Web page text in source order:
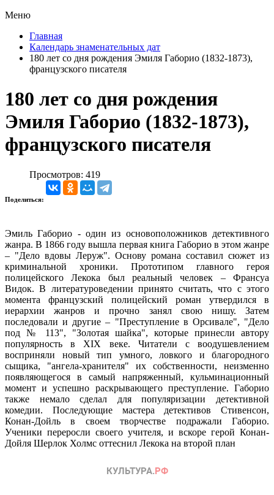
Меню
Главная
Календарь знаменательных дат
180 лет со дня рождения Эмиля Габорио (1832-1873),
французского писателя
180 лет со дня рождения
Эмиля Габорио (1832-1873),
французского писателя
Просмотров: 419
Поделиться:
Эмиль Габорио - один из основоположников детективного
жанра. В 1866 году вышла первая книга Габорио в этом жанре
– "Дело вдовы Леруж". Основу романа составил сюжет из
криминальной хроники. Прототипом главного героя
полицейского Лекока был реальный человек – Франсуа
Видок. В литературоведении принято считать, что с этого
момента французский полицейский роман утвердился в
иерархии жанров и прочно занял свою нишу. Затем
последовали и другие – "Преступление в Орсивале", "Дело
под № 113", "Золотая шайка", которые принесли автору
популярность в XIX веке. Читатели с воодушевлением
восприняли новый тип умного, ловкого и благородного
сыщика, "ангела-хранителя" их собственности, неизменно
появляющегося в самый напряженный, кульминационный
момент и успешно раскрывающего преступление. Габорио
также немало сделал для популяризации детективной
комедии. Последующие мастера детективов Стивенсон,
Конан-Дойль в своем творчестве подражали Габорио.
Ученики переросли своего учителя, и вскоре герой Конан-
Дойля Шерлок Холмс оттеснил Лекока на второй план